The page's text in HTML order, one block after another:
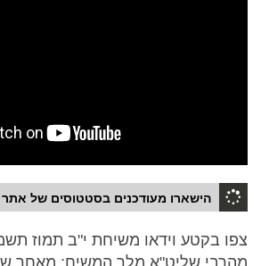
הישארו מעודכנים בסטטוסים של אתר
צפו בקטע וידאו משיחת י"ב תמוז
מהרבי שליט"א מלך המשיח: מאחר